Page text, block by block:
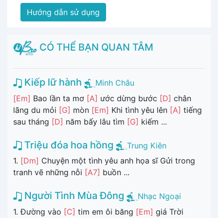
Hướng dẫn sử dụng
CÓ THỂ BẠN QUAN TÂM
Kiếp lữ hành
Minh Châu
[Em] Bao lần ta mơ [A] ước dừng bước [D] chân
lãng du mỏi [G] mòn [Em] Khi tình yêu lên [A] tiếng
sau tháng [D] năm bấy lâu tìm [G] kiếm ...
Triệu đóa hoa hồng
Trung Kiên
1. [Dm] Chuyện một tình yêu anh họa sĩ Gửi trong
tranh vẽ những nỗi [A7] buồn ...
Người Tình Mùa Đông
Nhạc Ngoại
1. Đường vào [C] tim em ôi băng [Em] giá Trời